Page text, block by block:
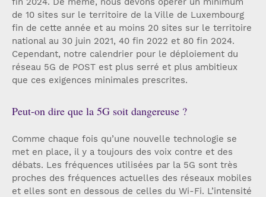
de 10 sites sur le territoire de la Ville de Luxembourg
fin de cette année et au moins 20 sites sur le territoire
national au 30 juin 2021, 40 fin 2022 et 80 fin 2024.
Cependant, notre calendrier pour le déploiement du
réseau 5G de POST est plus serré et plus ambitieux
que ces exigences minimales prescrites.
Peut-on dire que la 5G soit dangereuse ?
Comme chaque fois qu’une nouvelle technologie se
met en place, il y a toujours des voix contre et des
débats. Les fréquences utilisées par la 5G sont très
proches des fréquences actuelles des réseaux mobiles
et elles sont en dessous de celles du Wi-Fi. L’intensité